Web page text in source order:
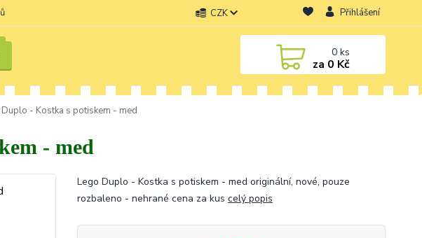
CZK Přihlášení
0ks
za 0 Kč
- Kostka s potiskem - med
- med
Lego Duplo - Kostka s potiskem - med originální, nové, pouze
rozbaleno - nehrané cena za kus celý popis